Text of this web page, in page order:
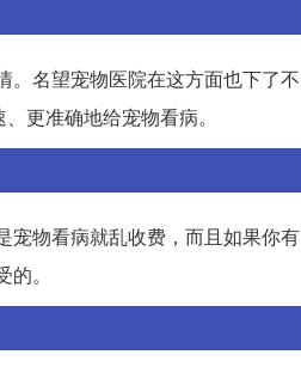
。名望宠物医院在这方面也下了不
更准确地给宠物看病。
宠物看病就乱收费，而且如果你有
。